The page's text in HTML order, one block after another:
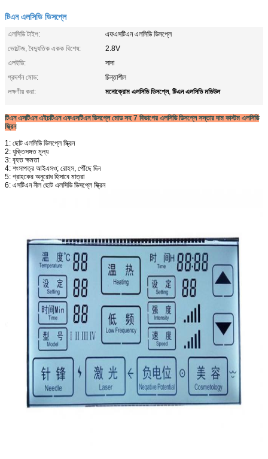
টিএন এলসিডি ডিসপ্লে
এলসিডি টাইপ:
এফএসটিএন এলসিডি ডিসপ্লে
ভোল্টেজ, বৈদ্যুতিক একক বিশেষ:
2.8V
এলইডি:
সাদা
প্রদর্শন মোড:
চিন্তাশীল
লক্ষণীয় করা:
মনোক্রোম এলসিডি ডিসপ্লে, টিএন এলসিডি মডিউল
টিএন এসটিএন এইচটিএন এফএসটিএন ডিসপ্লে মোড সহ 7 বিভাগের এলসিডি ডিসপ্লে সস্তার দাম কাস্টম এলসিডি
স্ক্রিন
1: ছোট এলসিডি ডিসপ্লে স্ক্রিন
2: যুক্তিসঙ্গত মূল্য
3: বৃহত ক্ষমতা
4: শংসাপত্র আইএসও; রোহস, পৌঁছে দিন
5: গ্রাহকের অনুরোধ হিসাবে মাত্রা
6: এসটিএন নীল ছোট এলসিডি ডিসপ্লে স্ক্রিন